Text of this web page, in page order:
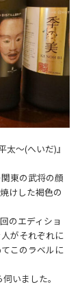
〜(へいだ)』
東の武将の顔
けした褐色の
のエディショ
がそれぞれに
このラベルに
いました。